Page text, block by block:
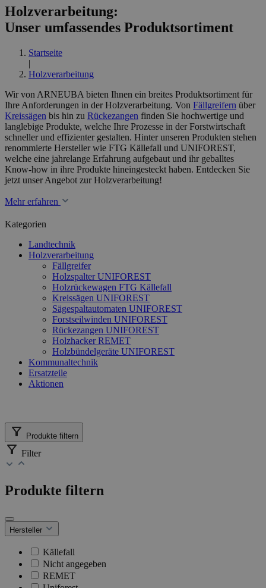
Holzverarbeitung:
Unser umfassendes Produktsortiment
Startseite
|
Holzverarbeitung
Wir von ARNEUBA bieten Ihnen ein breites Produktsortiment für
Ihre Anforderungen in der Holzverarbeitung. Von Fällgreifern über
Kreissägen bis hin zu Rückezangen finden Sie hochwertige und
langlebige Produkte, welche Ihre Prozesse in der Forstwirtschaft
schneller und effizienter gestalten. Hinter unseren Produkten stehen
renommierte Hersteller wie FTG Källefall und UNIFOREST,
welche eine jahrelange Erfahrung aufgebaut und ihr geballtes
Know-how in ihre Produkte hineingesteckt haben. Entdecken Sie
jetzt unser Angebot zur Holzverarbeitung!
Mehr erfahren
Kategorien
Landtechnik
Holzverarbeitung
Fällgreifer
Holzspalter UNIFOREST
Holzrückewagen FTG Källefall
Kreissägen UNIFOREST
Sägespaltautomaten UNIFOREST
Forstseilwinden UNIFOREST
Rückezangen UNIFOREST
Holzhacker REMET
Holzbündelgeräte UNIFOREST
Kommunaltechnik
Ersatzteile
Aktionen
Produkte filtern
Filter
Produkte filtern
Hersteller
Källefall
Nicht angegeben
REMET